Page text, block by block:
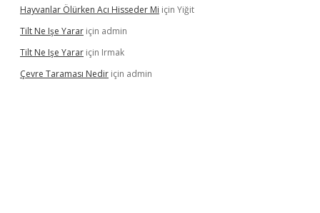
Hayvanlar Ölürken Acı Hisseder Mi için Yiğit
Tilt Ne Işe Yarar için admin
Tilt Ne Işe Yarar için Irmak
Çevre Taraması Nedir için admin